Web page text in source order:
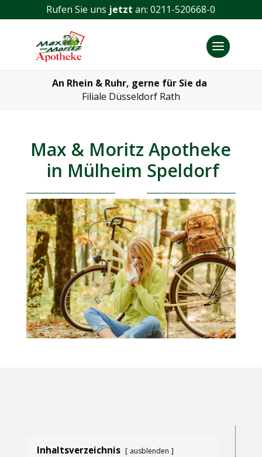
Rufen Sie uns jetzt an:0211-520668-0
An Rhein & Ruhr, gerne für Sie da
Filiale​ Düsseldorf Rath
Max & Moritz Apotheke
in Mülheim Speldorf
Inhaltsverzeichnis ausblenden